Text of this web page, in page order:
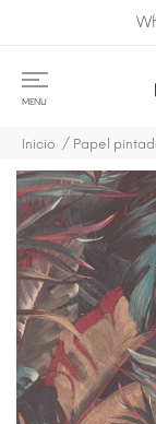
MENU
Inicio Papel